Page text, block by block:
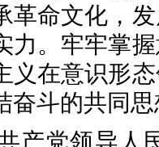
革命文化，
力。牢牢掌
义在意识形
奋斗的共同
产党领导人